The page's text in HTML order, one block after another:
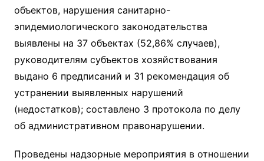
объектов, нарушения санитарно-
эпидемиологического законодательства
выявлены на 37 объектах (52,86% случаев),
руководителям субъектов хозяйствования
выдано 6 предписаний и 31 рекомендация об
устранении выявленных нарушений
(недостатков); составлено 3 протокола по делу
об административном правонарушении.
Проведены надзорные мероприятия в отношении